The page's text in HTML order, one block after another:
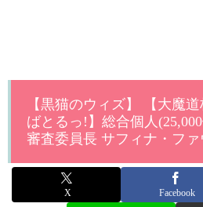
【黒猫のウィズ】 【大魔
ばとるっ!】総合個人
審査委員長 サフィナ・ファ
X Facebook